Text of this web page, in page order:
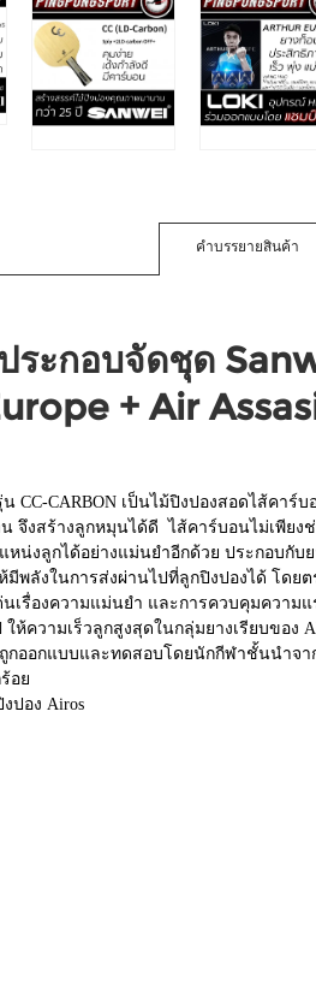
คำบรรยายสินค้า
ระกอบจัดชุด
+ Air
น CC-CARBON เป็นไม้ปิงปองสอดไส้คา
จึงสร้างลูกหมุนได้ดี ไส้คาร์บอนไม่เพียง
หน่งลูกได้อย่างแม่นยำอีกด้วย ประกอบกับ
ห้มีพลังในการส่งผ่านไปที่ลูกปิงปองได้ โด
นเรื่องความแม่นยำ และการควบคุมความ
ให้ความเร็วลูกสูงสุดในกลุ่มยางเรียบขอ
กออกแบบและทดสอบโดยนักกีฬาชั้นนำจา
อย
ปอง Airos